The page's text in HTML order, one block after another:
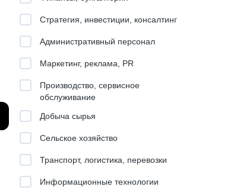
Стратегия, инвестиции, консалтинг
Административный персонал
Маркетинг, реклама, PR
Производство, сервисное
обслуживание
Добыча сырья
Сельское хозяйство
Транспорт, логистика, перевозки
Информационные технологии